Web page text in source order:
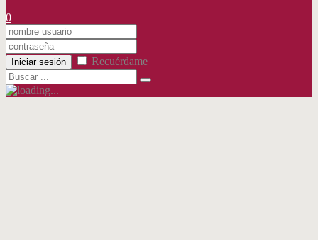
0
Iniciar sesión Recuérdame